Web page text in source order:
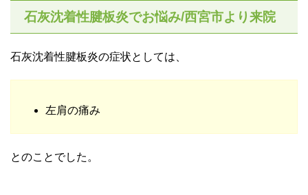
石灰沈着性腱板炎でお悩み/西宮市より来院
石灰沈着性腱板炎の症状としては、
左肩の痛み
とのことでした。